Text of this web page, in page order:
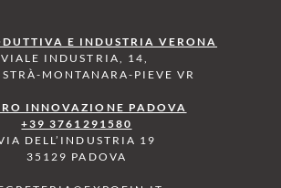
E INDUSTRIA VERONA
VIALE INDUSTRIA, 14,
MONTANARA-PIEVE VR
INNOVAZIONE PADOVA
+39 3761291580
DELL’INDUSTRIA 19
35129 PADOVA